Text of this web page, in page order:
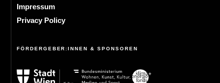
Impressum
Privacy Policy
FÖRDERGEBER:INNEN & SPONSOREN